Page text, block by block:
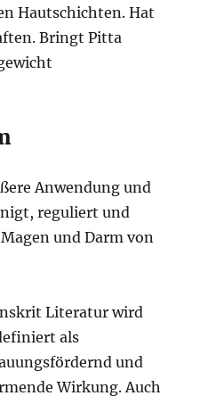
Hautschichten. Hat
Bringt Pitta
Anwendung und
reguliert und
und Darm von
Literatur wird
als
und
Wirkung. Auch